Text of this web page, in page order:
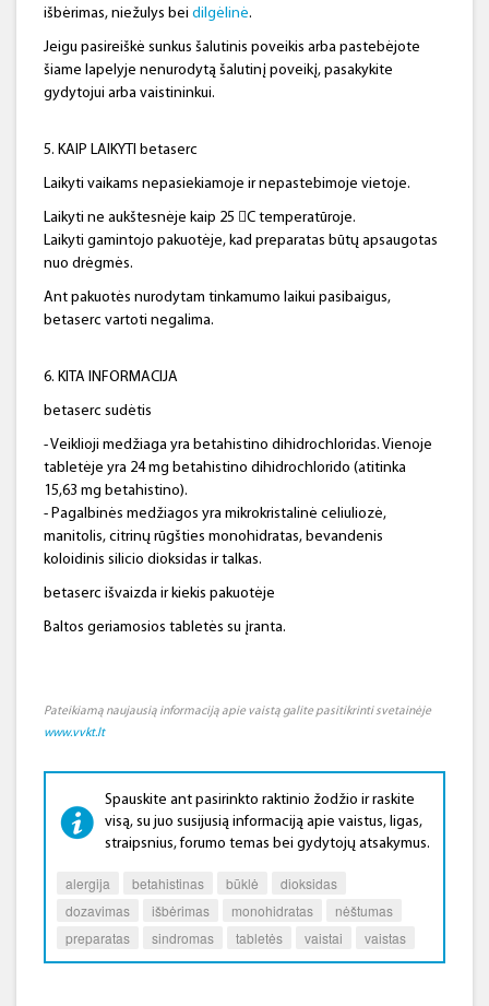
išbėrimas, niežulys bei dilgėlinė.
Jeigu pasireiškė sunkus šalutinis poveikis arba pastebėjote
šiame lapelyje nenurodytą šalutinį poveikį, pasakykite
gydytojui arba vaistininkui.
5. KAIP LAIKYTI betaserc
Laikyti vaikams nepasiekiamoje ir nepastebimoje vietoje.
Laikyti ne aukštesnėje kaip 25 C temperatūroje.
Laikyti gamintojo pakuotėje, kad preparatas būtų apsaugotas
nuo drėgmės.
Ant pakuotės nurodytam tinkamumo laikui pasibaigus,
betaserc vartoti negalima.
6. KITA INFORMACIJA
betaserc sudėtis
- Veiklioji medžiaga yra betahistino dihidrochloridas. Vienoje
tabletėje yra 24 mg betahistino dihidrochlorido (atitinka
15,63 mg betahistino).
- Pagalbinės medžiagos yra mikrokristalinė celiuliozė,
manitolis, citrinų rūgšties monohidratas, bevandenis
koloidinis silicio dioksidas ir talkas.
betaserc išvaizda ir kiekis pakuotėje
Baltos geriamosios tabletės su įranta.
Pateikiamą naujausią informaciją apie vaistą galite pasitikrinti svetainėje
www.vvkt.lt
Spauskite ant pasirinkto raktinio žodžio ir raskite
visą, su juo susijusią informaciją apie vaistus, ligas,
straipsnius, forumo temas bei gydytojų atsakymus.
alergija betahistinas būklė
dioksidas
dozavimas
išbėrimas monohidratas
nėštumas
preparatas
sindromas tabletės vaistai vaistas